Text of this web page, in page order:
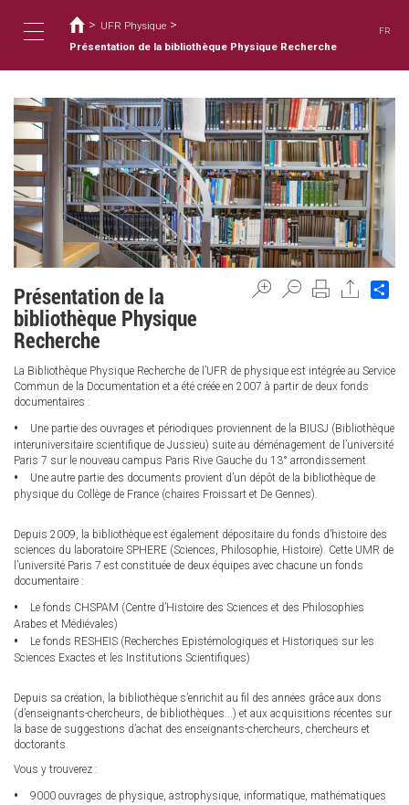
contenido
Toggle
navigation
está
aquí
> UFR Physique >
Présentation de la bibliothèque Physique Recherche
FR
Présentation de la
bibliothèque Physique
Recherche
La Bibliothèque Physique Recherche de l’UFR de physique est intégrée au Service
Commun de la Documentation et a été créée en 2007 à partir de deux fonds
documentaires :
Une partie des ouvrages et périodiques proviennent de la BIUSJ (Bibliothèque
interuniversitaire scientifique de Jussieu) suite au déménagement de l’université
Paris 7 sur le nouveau campus Paris Rive Gauche du 13° arrondissement.
Une autre partie des documents provient d’un dépôt de la bibliothèque de
physique du Collège de France (chaires Froissart et De Gennes).
Depuis 2009, la bibliothèque est également dépositaire du fonds d’histoire des
sciences du laboratoire SPHERE (Sciences, Philosophie, Histoire). Cette UMR de
l’université Paris 7 est constituée de deux équipes avec chacune un fonds
documentaire :
Le fonds CHSPAM (Centre d’Histoire des Sciences et des Philosophies
Arabes et Médiévales)
Le fonds RESHEIS (Recherches Epistémologiques et Historiques sur les
Sciences Exactes et les Institutions Scientifiques)
Depuis sa création, la bibliothèque s’enrichit au fil des années grâce aux dons
(d’enseignants-chercheurs, de bibliothèques...) et aux acquisitions récentes sur
la base de suggestions d’achat des enseignants-chercheurs, chercheurs et
doctorants.
Vous y trouverez :
9000 ouvrages de physique, astrophysique, informatique, mathématiques